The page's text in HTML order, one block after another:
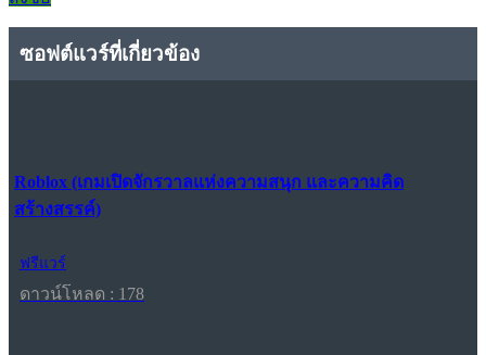
ซอฟต์แวร์ที่เกี่ยวข้อง
Roblox (เกมเปิดจักรวาลแห่งความสนุก และความคิด
สร้างสรรค์)
ฟรีแวร์
ดาวน์โหลด : 178